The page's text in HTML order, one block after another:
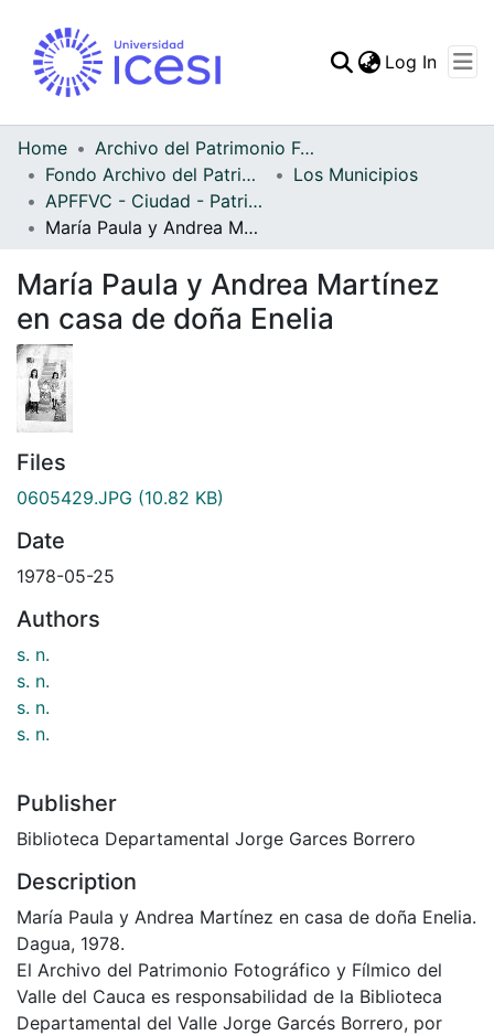
Statistics
Log In
Home
Archivo del Patrimonio Fotográfico y Fílmico del Valle del Cauca
Fondo Archivo del Patrimonio Fotográfico y Fílmico del Valle del Cauca
Los Municipios
APFFVC - Ciudad - Patrimonial
María Paula y Andrea Martínez en casa de doña Enelia
María Paula y Andrea Martínez
en casa de doña Enelia
Files
0605429.JPG (10.82 KB)
Date
1978-05-25
Authors
s. n.
s. n.
s. n.
s. n.
Publisher
Biblioteca Departamental Jorge Garces Borrero
Description
María Paula y Andrea Martínez en casa de doña Enelia.
Dagua, 1978.
El Archivo del Patrimonio Fotográfico y Fílmico del
Valle del Cauca es responsabilidad de la Biblioteca
Departamental del Valle Jorge Garcés Borrero, por